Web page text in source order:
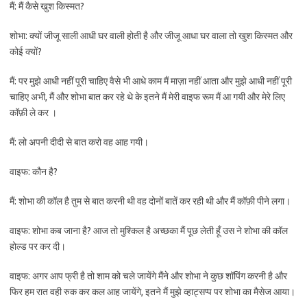
मैं: मैं कैसे खुश किस्मत?
शोभा: क्यों जीजू साली आधी घर वाली होती है और जीजू आधा घर वाला तो खुश किस्मत और
कोई क्यों?
मैं: पर मुझे आधी नहीं पूरी चाहिए वैसे भी आधे काम मैं माज़ा नहीं आता और मुझे आधी नहीं पूरी
चाहिए अभी, मैं और शोभा बात कर रहे थे के इतने मैं मेरी वाइफ रूम मैं आ गयी और मेरे लिए
कॉफ़ी ले कर ।
मैं: लो अपनी दीदी से बात करो वह आह गयी।
वाइफ: कौन है?
मैं: शोभा की कॉल है तुम से बात करनी थी वह दोनों बातें कर रही थी और मैं कॉफ़ी पीने लगा।
वाइफ: शोभा कब जाना है? आज तो मुश्किल है अच्छका मैं पूछ लेती हूँ उस ने शोभा की कॉल
होल्ड पर कर दी।
वाइफ: अगर आप फ्री है तो शाम को चले जायेंगे मैंने और शोभा ने कुछ शॉपिंग करनी है और
फिर हम रात वही रुक कर कल आह जायेंगे, इतने मैं मुझे व्हाट्सप्प पर शोभा का मैसेज आया।